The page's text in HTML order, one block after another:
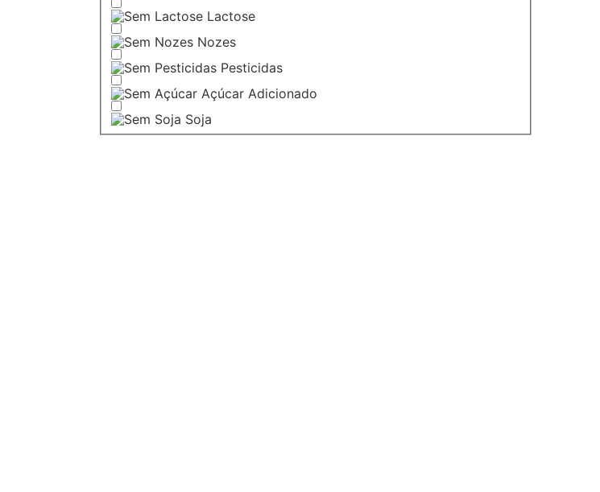
Lactose
Nozes
Pesticidas
Açúcar Adicionado
Soja